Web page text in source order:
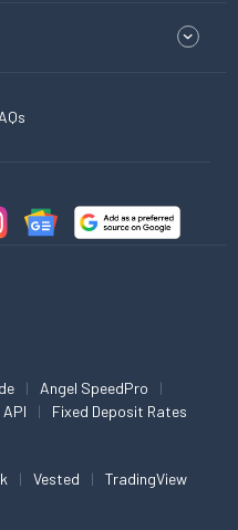
Angel SpeedPro
Fixed Deposit Rates
Vested TradingView